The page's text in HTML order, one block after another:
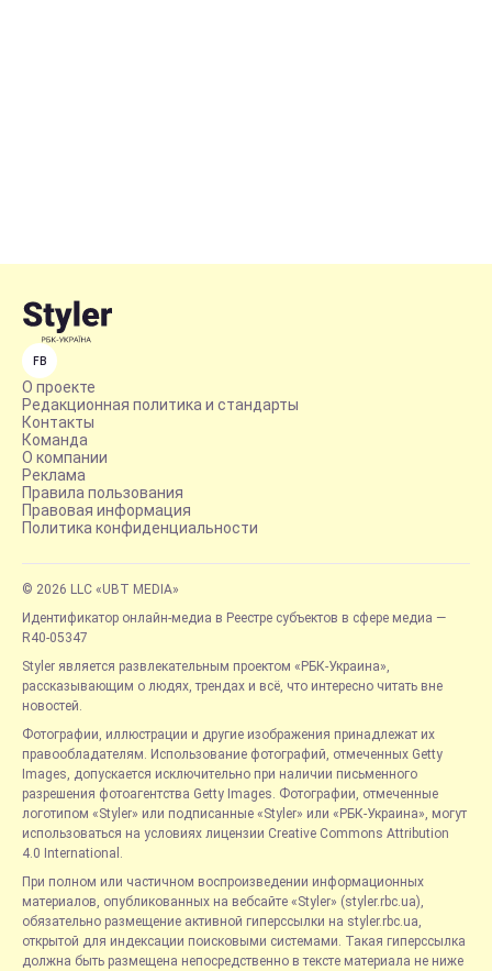
FB
О проекте
Редакционная политика и стандарты
Контакты
Команда
О компании
Реклама
Правила пользования
Правовая информация
Политика конфиденциальности
© 2026 LLC «UBT MEDIA»
Идентификатор онлайн-медиа в Реестре субъектов в сфере медиа —
R40-05347
Styler является развлекательным проектом «РБК-Украина»,
рассказывающим о людях, трендах и всё, что интересно читать вне
новостей.
Фотографии, иллюстрации и другие изображения принадлежат их
правообладателям. Использование фотографий, отмеченных Getty
Images, допускается исключительно при наличии письменного
разрешения фотоагентства Getty Images. Фотографии, отмеченные
логотипом «Styler» или подписанные «Styler» или «РБК-Украина», могут
использоваться на условиях лицензии Creative Commons Attribution
4.0 International.
При полном или частичном воспроизведении информационных
материалов, опубликованных на вебсайте «Styler» (styler.rbc.ua),
обязательно размещение активной гиперссылки на styler.rbc.ua,
открытой для индексации поисковыми системами. Такая гиперссылка
должна быть размещена непосредственно в тексте материала не ниже